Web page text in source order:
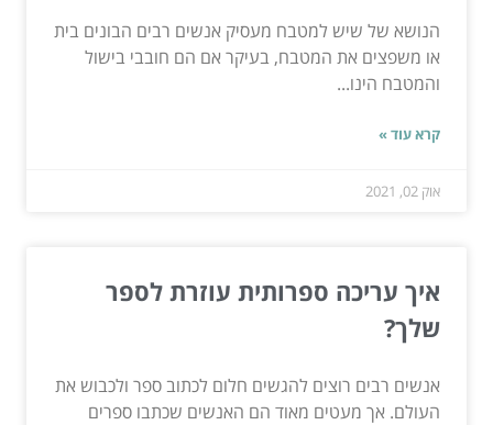
הנושא של שיש למטבח מעסיק אנשים רבים הבונים בית
או משפצים את המטבח, בעיקר אם הם חובבי בישול
והמטבח הינו...
קרא עוד »
אוק 02, 2021
איך עריכה ספרותית עוזרת לספר
שלך?
אנשים רבים רוצים להגשים חלום לכתוב ספר ולכבוש את
העולם. אך מעטים מאוד הם האנשים שכתבו ספרים